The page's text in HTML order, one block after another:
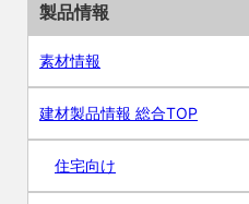
製品情報
素材情報
建材製品情報 総合TOP
住宅向け